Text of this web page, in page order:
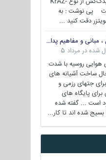
است پی نوشت : به
دقت کنید ...
تاپیک جامع اصول ، مبانی و مفاهیم پدافند غیر عامل
شده در مرداد 5
روسیه با شدت
ساخت آشیانه های
جتهای رزمی و
برای پایگاه های
است ... گفته شده